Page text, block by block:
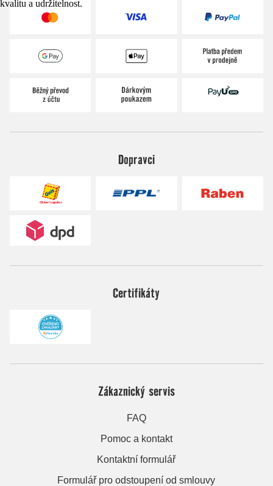
kvalitu a udržitelnost.
Dopravci
Certifikáty
Zákaznický servis
FAQ
Pomoc a kontakt
Kontaktní formulář
Formulář pro odstoupení od smlouvy